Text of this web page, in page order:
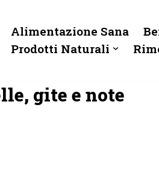
Alimentazione Sana
Prodotti Naturali
gite e note